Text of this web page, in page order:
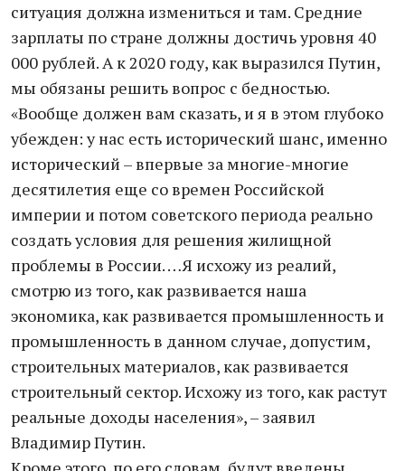
ситуация должна измениться и там. Средние
зарплаты по стране должны достичь уровня 40
000 рублей. А к 2020 году, как выразился Путин,
мы обязаны решить вопрос с бедностью.
«Вообще должен вам сказать, и я в этом глубоко
убежден: у нас есть исторический шанс, именно
исторический – впервые за многие-многие
десятилетия еще со времен Российской
империи и потом советского периода реально
создать условия для решения жилищной
проблемы в России. …Я исхожу из реалий,
смотрю из того, как развивается наша
экономика, как развивается промышленность и
промышленность в данном случае, допустим,
строительных материалов, как развивается
строительный сектор. Исхожу из того, как растут
реальные доходы населения», – заявил
Владимир Путин.